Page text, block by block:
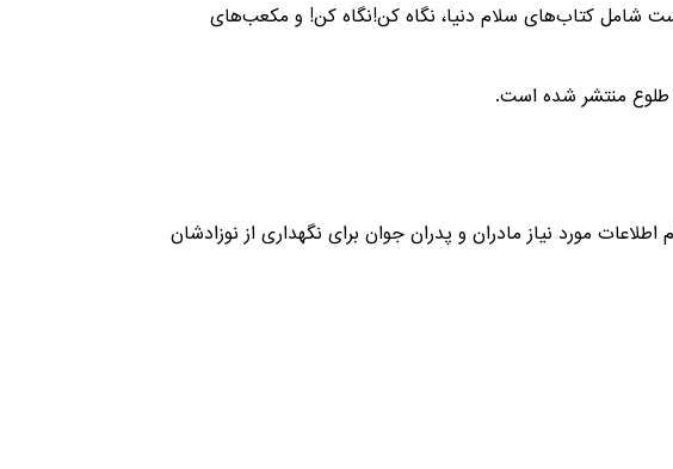
شامل کتاب‌های سلام دنیا، نگاه کن!نگاه کن! و مکعب‌های
طلوع منتشر شده است.
مورد نیاز مادران و پدران جوان برای نگهداری از نوزادشان